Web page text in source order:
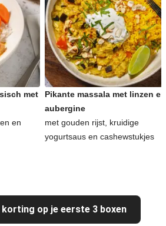
met
en
Pikante massala met linzen en
aubergine
met gouden rijst, kruidige
yogurtsaus en cashewstukjes
op je eerste 3 boxen